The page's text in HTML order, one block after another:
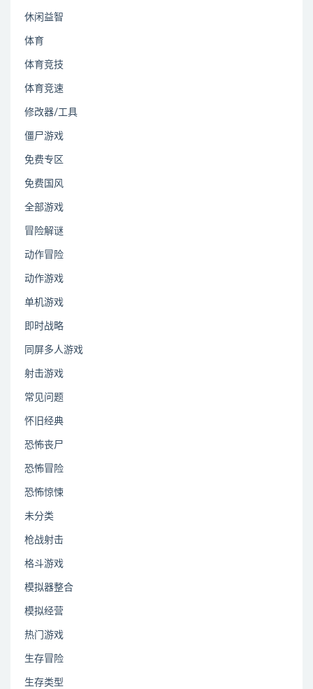
休闲益智
体育
体育竞技
体育竞速
修改器/工具
僵尸游戏
免费专区
免费国风
全部游戏
冒险解谜
动作冒险
动作游戏
单机游戏
即时战略
同屏多人游戏
射击游戏
常见问题
怀旧经典
恐怖丧尸
恐怖冒险
恐怖惊悚
未分类
枪战射击
格斗游戏
模拟器整合
模拟经营
热门游戏
生存冒险
生存类型